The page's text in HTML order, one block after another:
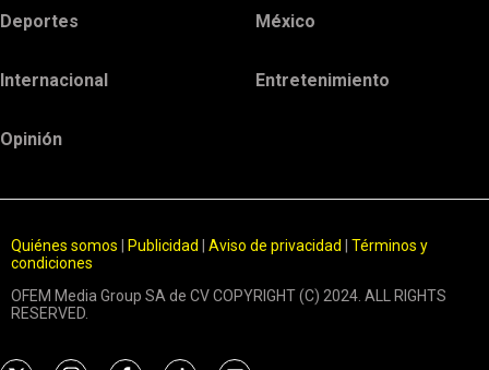
Deportes México
Internacional Entretenimiento
Opinión
Quiénes somos Publicidad Aviso de privacidad
Términos y
condiciones
OFEM Media Group SA de CV COPYRIGHT (C) 2024. ALL RIGHTS
RESERVED.